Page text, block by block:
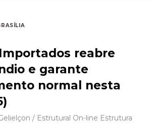
reabre
e garante
normal nesta
/ Estrutural On-line Estrutura